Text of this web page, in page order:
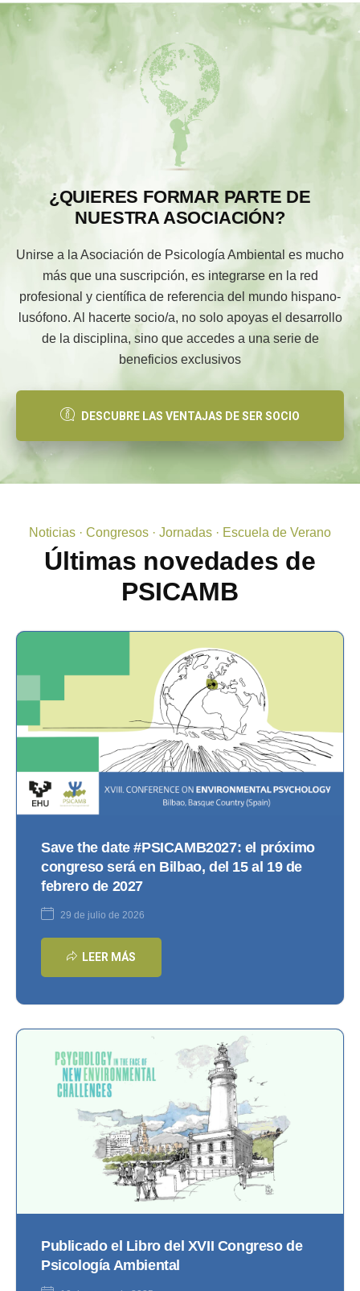
¿QUIERES FORMAR PARTE DE
NUESTRA ASOCIACIÓN?
Unirse a la Asociación de Psicología Ambiental es mucho
más que una suscripción, es integrarse en la red
profesional y científica de referencia del mundo hispano-
lusófono. Al hacerte socio/a, no solo apoyas el desarrollo
de la disciplina, sino que accedes a una serie de
beneficios exclusivos
DESCUBRE LAS VENTAJAS DE SER SOCIO
Noticias · Congresos · Jornadas · Escuela de Verano
Últimas novedades de
PSICAMB
Save the date #PSICAMB2027: el próximo
congreso será en Bilbao, del 15 al 19 de
febrero de 2027
29 de julio de 2026
LEER MÁS
Publicado el Libro del XVII Congreso de
Psicología Ambiental